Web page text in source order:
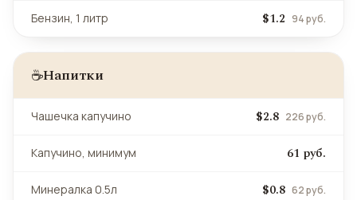
Бензин, 1 литр $1.2 94 руб.
☕Напитки
Чашечка капучино $2.8 226 руб.
Капучино, минимум 61 руб.
Минералка 0.5л $0.8 62 руб.